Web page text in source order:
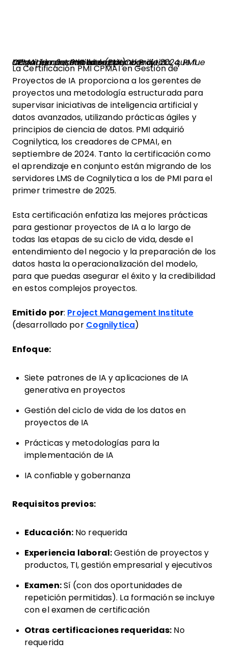
CPMAI fue desarrollada por Cognilytica, que fue adquirida por PMI en septiembre de 2024. PMI CPMAI es ofrecida ahora por el Project Management Institute (PMI).
La Certificación PMI CPMAI en Gestión de
Proyectos de IA proporciona a los gerentes de
proyectos una metodología estructurada para
supervisar iniciativas de inteligencia artificial y
datos avanzados, utilizando prácticas ágiles y
principios de ciencia de datos. PMI adquirió
Cognilytica, los creadores de CPMAI, en
septiembre de 2024. Tanto la certificación como
el aprendizaje en conjunto están migrando de los
servidores LMS de Cognilytica a los de PMI para el
primer trimestre de 2025.
Esta certificación enfatiza las mejores prácticas
para gestionar proyectos de IA a lo largo de
todas las etapas de su ciclo de vida, desde el
entendimiento del negocio y la preparación de los
datos hasta la operacionalización del modelo,
para que puedas asegurar el éxito y la credibilidad
en estos complejos proyectos.
Emitido por: Project Management Institute
(desarrollado por Cognilytica)
Enfoque:
Siete patrones de IA y aplicaciones de IA
generativa en proyectos
Gestión del ciclo de vida de los datos en
proyectos de IA
Prácticas y metodologías para la
implementación de IA
IA confiable y gobernanza
Requisitos previos:
Educación: No requerida
Experiencia laboral: Gestión de proyectos y
productos, TI, gestión empresarial y ejecutivos
Examen:Sí (con dos oportunidades de
repetición permitidas). La formación se incluye
con el examen de certificación
Otras certificaciones requeridas: No
requerida